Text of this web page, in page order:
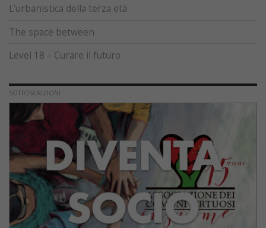
L’urbanistica della terza età
The space between
Level 18 – Curare il futuro
SOTTOSCRIZIONI